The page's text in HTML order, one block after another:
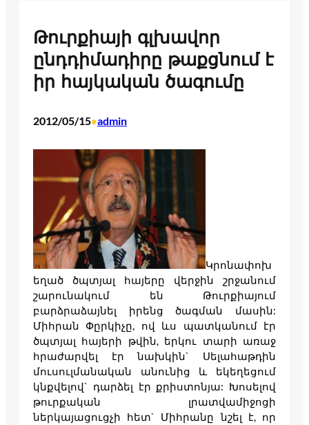
Թուրքիայի գլխավոր
ընդդիմադիրը թաքցնում է
իր հայկական ծագումը
2012/05/15•admin
Կրոնափոխ
եղած ծպտյալ հայերը վերջին շրջանում
շարունակում են Թուրքիայում
բարձրաձայնել իրենց ծագման մասին:
Միհրան Փըրկիչը, ով ևս պատկանում էր
ծպտյալ հայերի թվին, երկու տարի առաջ
հրաժարվել էր նախկին` Սելահաթդին
մուսուլմանական անունից և եկեղեցում
կնքվելով` դարձել էր քրիստոնյա: Խոսելով
թուրքական լրատվամիջոցի
ներկայացուցչի հետ` Միհրանը նշել է, որ